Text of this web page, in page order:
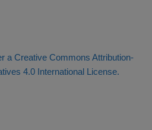
a Creative Commons Attribution-
4.0 International License.